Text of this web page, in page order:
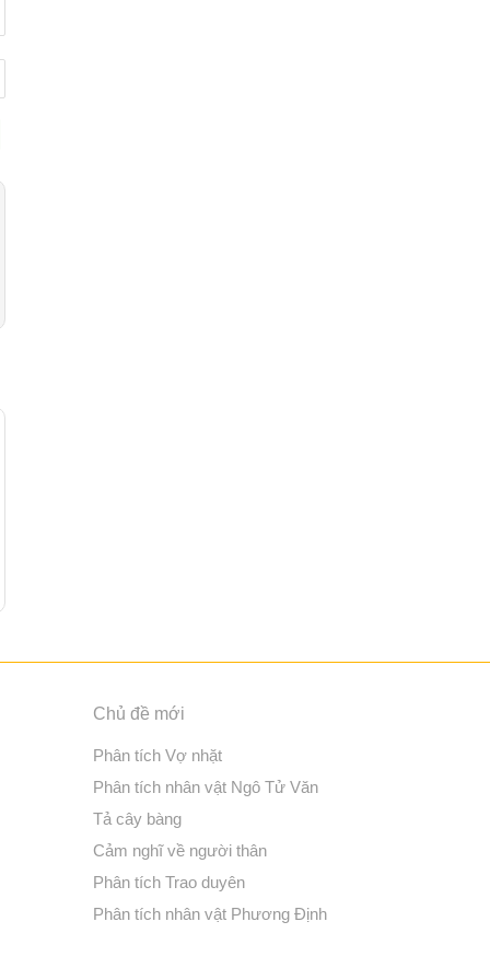
Chủ đề mới
Phân tích Vợ nhặt
Phân tích nhân vật Ngô Tử Văn
Tả cây bàng
Cảm nghĩ về người thân
Phân tích Trao duyên
Phân tích nhân vật Phương Định